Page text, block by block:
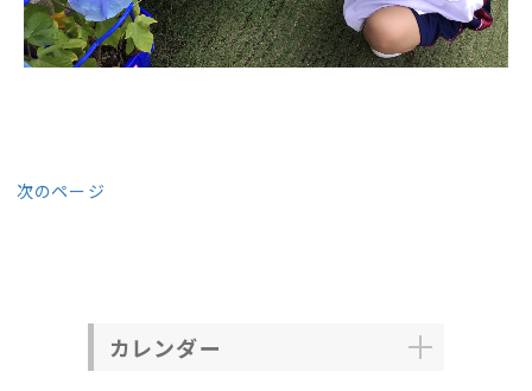
次のページ
カレンダー